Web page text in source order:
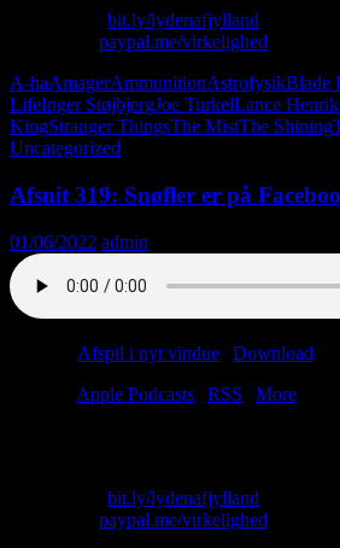
bit.ly/lydenafjylland
paypal.me/virkelighed
A-haAmagerAmmunitionAstrofysikBlade
LifeInger StøjbjergJoe TurkelLance
KingStranger ThingsThe MistThe Shining
Uncategorized
Afsnit 319: Snøfler er på
01/06/2022 admin
Afspil i nyt vindue Download
Apple Podcasts RSS
More
bit.ly/lydenafjylland
paypal.me/virkelighed